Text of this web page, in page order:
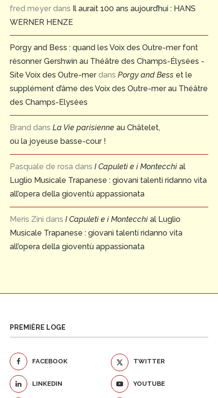
fred meyer dans Il aurait 100 ans aujourd’hui : HANS
WERNER HENZE
Porgy and Bess : quand les Voix des Outre-mer font
résonner Gershwin au Théâtre des Champs-Élysées -
Site Voix des Outre-merdans Porgy and Bess et le
supplément d’âme des Voix des Outre-mer au Théâtre
des Champs-Elysées
Brand dans La Vie parisienne au Châtelet,
ou la joyeuse basse-cour !
Pasquale de rosa dans I Capuleti e i Montecchi al
Luglio Musicale Trapanese : giovani talenti ridanno vita
all’opera della gioventù appassionata
Meris Zini dans I Capuleti e i Montecchi al Luglio
Musicale Trapanese : giovani talenti ridanno vita
all’opera della gioventù appassionata
PREMIÈRE LOGE
FACEBOOK TWITTER
LINKEDIN YOUTUBE